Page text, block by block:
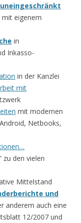
eigenem
in
Inkasso-
in der Kanzlei
mit
mit modernen
Netbooks,
zu den vielen
Mittelstand
und
anderem auch eine
12/2007 und